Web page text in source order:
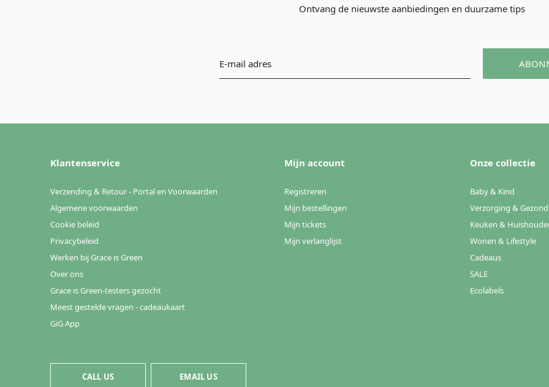
Ontvang de nieuwste aanbiedingen en duurzame tips
Klantenservice
Verzending & Retour - Portal en Voorwaarden
Algemene voorwaarden
Cookie beleid
Privacybeleid
Werken bij Grace is Green
Over ons
Grace is Green-testers gezocht
Meest gestelde vragen - cadeaukaart
GiG App
Mijn account
Registreren
Mijn bestellingen
Mijn tickets
Mijn verlanglijst
Onze collectie
Baby & Kind
Verzorging &
Keuken &
Wonen & Lifestyle
Cadeaus
SALE
Ecolabels
CALL US EMAIL US